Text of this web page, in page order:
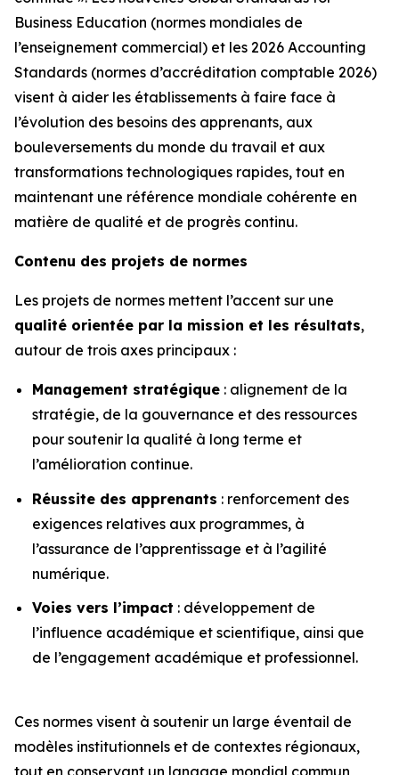
Business Education (normes mondiales de
l’enseignement commercial) et les 2026 Accounting
Standards (normes d’accréditation comptable 2026)
visent à aider les établissements à faire face à
l’évolution des besoins des apprenants, aux
bouleversements du monde du travail et aux
transformations technologiques rapides, tout en
maintenant une référence mondiale cohérente en
matière de qualité et de progrès continu.
Contenu des projets de normes
Les projets de normes mettent l’accent sur une
qualité orientée par la mission et les résultats,
autour de trois axes principaux :
Management stratégique : alignement de la
stratégie, de la gouvernance et des ressources
pour soutenir la qualité à long terme et
l’amélioration continue.
Réussite des apprenants : renforcement des
exigences relatives aux programmes, à
l’assurance de l’apprentissage et à l’agilité
numérique.
Voies vers l’impact : développement de
l’influence académique et scientifique, ainsi que
de l’engagement académique et professionnel.
Ces normes visent à soutenir un large éventail de
modèles institutionnels et de contextes régionaux,